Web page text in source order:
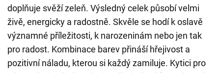
doplňuje svěží zeleň. Výsledný celek působí velmi
živě, energicky a radostně. Skvěle se hodí k oslavě
významné příležitosti, k narozeninám nebo jen tak
pro radost. Kombinace barev přináší hřejivost a
pozitivní náladu, kterou si každý zamiluje. Kytici pro